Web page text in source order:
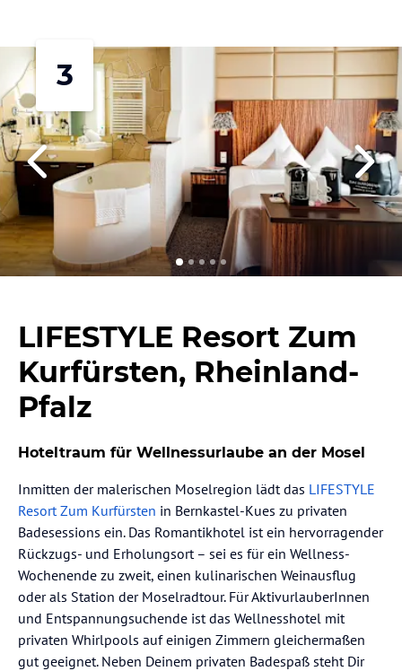
3
LIFESTYLE Resort Zum
Kurfürsten, Rheinland-
Pfalz
Hoteltraum für Wellnessurlaube an der Mosel
Inmitten der malerischen Moselregion lädt das LIFESTYLE
Resort Zum Kurfürsten in Bernkastel-Kues zu privaten
Badesessions ein. Das Romantikhotel ist ein hervorragender
Rückzugs- und Erholungsort – sei es für ein Wellness-
Wochenende zu zweit, einen kulinarischen Weinausflug
oder als Station der Moselradtour. Für AktivurlauberInnen
und Entspannungsuchende ist das Wellnesshotel mit
privaten Whirlpools auf einigen Zimmern gleichermaßen
gut geeignet. Neben Deinem privaten Badespaß steht Dir